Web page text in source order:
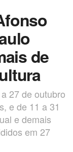
de
27 de outubro
e de 11 a 31
e demais
em 27